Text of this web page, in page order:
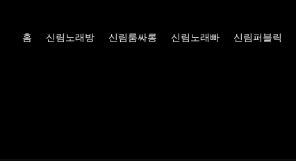
홈 신림노래방 신림룸싸롱 신림노래빠 신림퍼블릭